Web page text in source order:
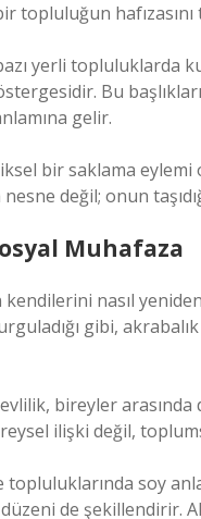
topluluğun hafızasını
yerli topluluklarda
Bu
gelir.
bir saklama eylemi
değil; onun
Muhafaza
nasıl
gibi,
bireyler
ilişki değil,
soy
de şekillendirir.